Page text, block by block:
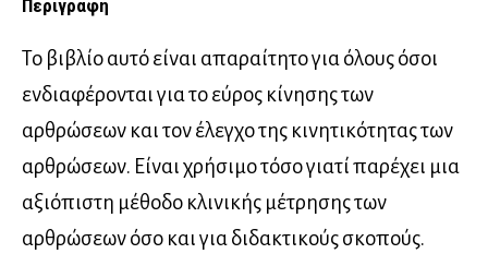
Περιγραφή
Το βιβλίο αυτό είναι απαραίτητο για όλους όσοι
ενδιαφέρονται για το εύρος κίνησης των
αρθρώσεων και τον έλεγχο της κινητικότητας των
αρθρώσεων. Είναι χρήσιμο τόσο γιατί παρέχει μια
αξιόπιστη μέθοδο κλινικής μέτρησης των
αρθρώσεων όσο και για διδακτικούς σκοπούς.